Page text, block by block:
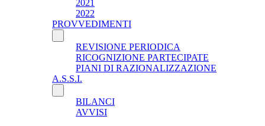
2021
2022
PROVVEDIMENTI
REVISIONE PERIODICA
RICOGNIZIONE PARTECIPATE
PIANI DI RAZIONALIZZAZIONE
A.S.S.I.
BILANCI
AVVISI